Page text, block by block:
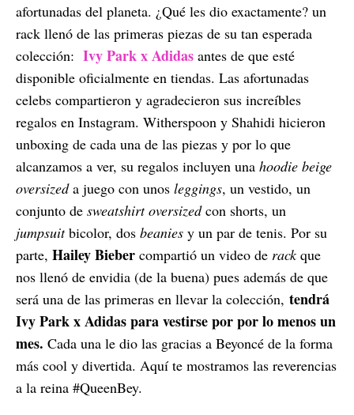
afortunadas del planeta. ¿Qué les dio exactamente? un
rack llenó de las primeras piezas de su tan esperada
colección: Ivy Park x Adidas antes de que esté
disponible oficialmente en tiendas. Las afortunadas
celebs compartieron y agradecieron sus increíbles
regalos en Instagram. Witherspoon y Shahidi hicieron
unboxing de cada una de las piezas y por lo que
alcanzamos a ver, su regalos incluyen una hoodie beige
oversizeda juego con unos leggings, un vestido, un
conjunto de sweatshirt oversizedcon shorts, un
jumpsuitbicolor, dos beanies y un par de tenis. Por su
parte, Hailey Bieber compartió un video de rackque
nos llenó de envidia (de la buena) pues además de que
será una de las primeras en llevar la colección, tendrá
Ivy Park x Adidas para vestirse por por lo menos un
mes. Cada una le dio las gracias a Beyoncé de la forma
más cool y divertida. Aquí te mostramos las reverencias
a la reina #QueenBey.